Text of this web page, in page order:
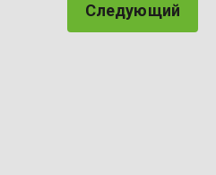
Следующий